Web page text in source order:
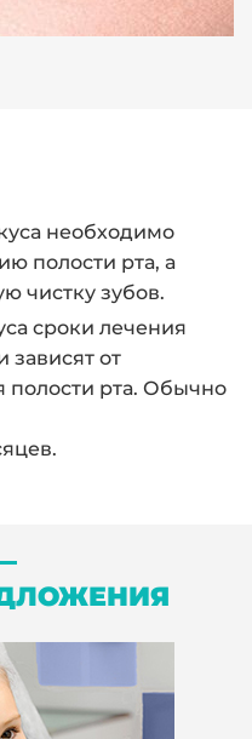
необходимо
полости рта, а
чистку зубов.
сроки лечения
зависят от
полости рта. Обычно